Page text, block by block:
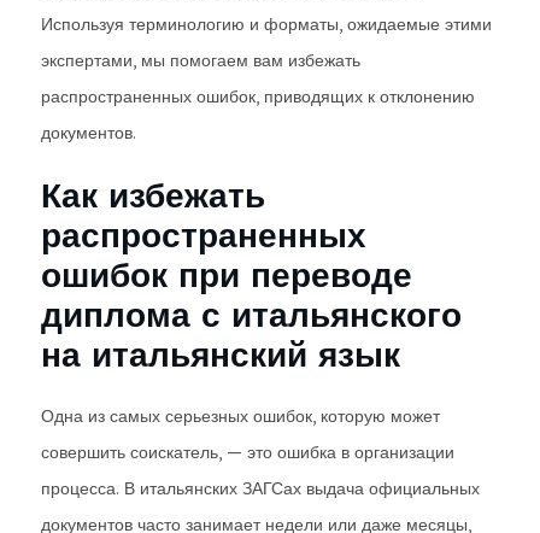
Используя терминологию и форматы, ожидаемые этими
экспертами, мы помогаем вам избежать
распространенных ошибок, приводящих к отклонению
документов.
Как избежать
распространенных
ошибок при переводе
диплома с итальянского
на итальянский язык
Одна из самых серьезных ошибок, которую может
совершить соискатель, — это ошибка в организации
процесса. В итальянских ЗАГСах выдача официальных
документов часто занимает недели или даже месяцы,